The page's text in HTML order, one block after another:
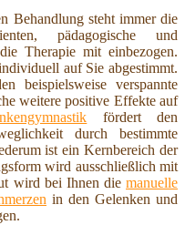
Behandlung steht immer die
pädagogische und
Therapie mit einbezogen.
auf Sie abgestimmt.
beispielsweise verspannte
weitere positive Effekte auf
fördert den
durch bestimmte
ist ein Kernbereich der
wird ausschließlich mit
wird bei Ihnen die manuelle
in den Gelenken und